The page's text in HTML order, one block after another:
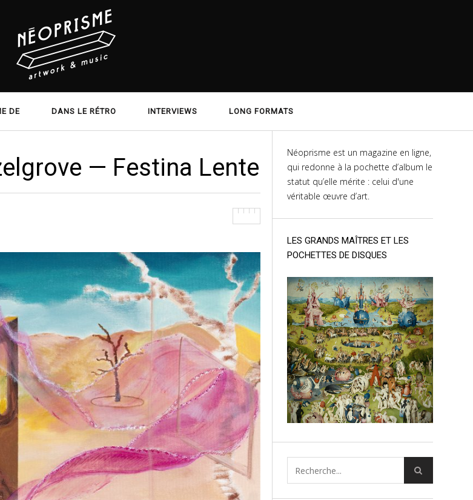
DE DANS LE RÉTRO INTERVIEWS LONG FORMATS
— Festina Lente
Néoprisme est un magazine en ligne,
qui redonne à la pochette d’album le
statut qu’elle mérite : celui d'une
véritable œuvre d’art.
LES GRANDS MAÎTRES ET LES
POCHETTES DE DISQUES